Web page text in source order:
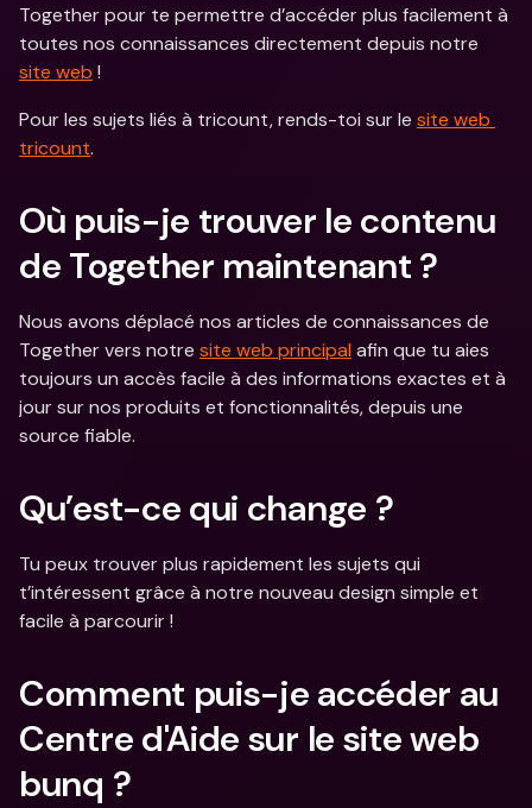
Together pour te permettre d’accéder plus facilement à
site web !
Pour les sujets liés à tricount, rends-toi sur le site web
tricount.
Où puis-je trouver le contenu
de Together maintenant ?
Nous avons déplacé nos articles de connaissances de
Together vers notre site web principal afin que tu aies
toujours un accès facile à des informations exactes et à
jour sur nos produits et fonctionnalités, depuis une
source fiable.
Qu’est-ce qui change ?
Tu peux trouver plus rapidement les sujets qui
t’intéressent grâce à notre nouveau design simple et
facile à parcourir !
Comment puis-je accéder au
Centre d'Aide sur le site web
bunq ?